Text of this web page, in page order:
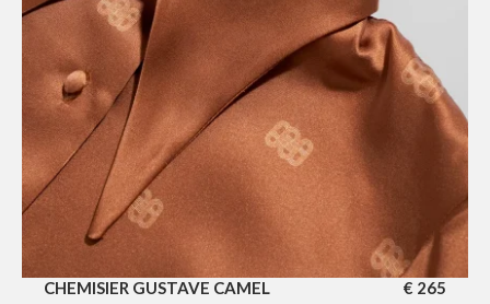
CHEMISIER GUSTAVE CAMEL € 265